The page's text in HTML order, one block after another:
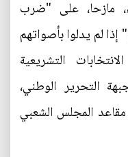
مازحا، على "ضرب
لم يدلوا بأصواتهم
التشريعية
التحرير الوطني،
المجلس الشعبي